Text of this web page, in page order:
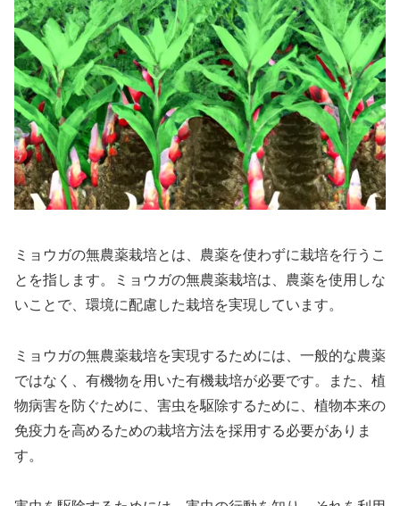
ミョウガの無農薬栽培とは、農薬を使わずに栽培を行うこ
とを指します。ミョウガの無農薬栽培は、農薬を使用しな
いことで、環境に配慮した栽培を実現しています。
ミョウガの無農薬栽培を実現するためには、一般的な農薬
ではなく、有機物を用いた有機栽培が必要です。また、植
物病害を防ぐために、害虫を駆除するために、植物本来の
免疫力を高めるための栽培方法を採用する必要がありま
す。